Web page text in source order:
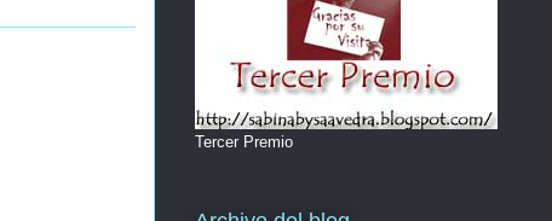
Tercer Premio